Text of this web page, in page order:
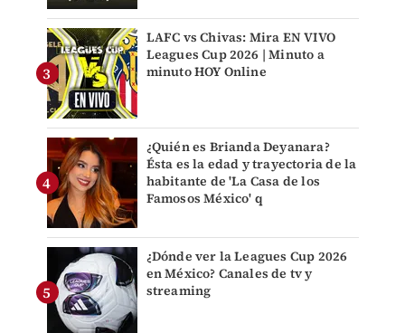
LAFC vs Chivas: Mira EN VIVO
Leagues Cup 2026 | Minuto a
minuto HOY Online
¿Quién es Brianda Deyanara?
Ésta es la edad y trayectoria de la
habitante de 'La Casa de los
Famosos México' q
¿Dónde ver la Leagues Cup 2026
en México? Canales de tv y
streaming